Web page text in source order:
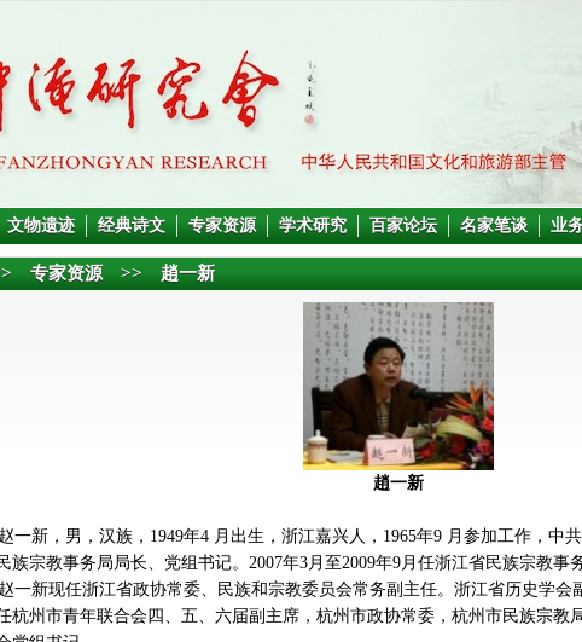
文物遗迹 经典诗文 专家资源 学术研究 百家论坛 名家笔谈 业
专家资源 >> 趙一新
趙一新
一新，男，汉族，1949年4 月出生，浙江嘉兴人，1965年9 月参加工作，中
族宗教事务局局长、党组书记。2007年3月至2009年9月任浙江省民族宗教事
一新现任浙江省政协常委、民族和宗教委员会常务副主任。浙江省历史学会
杭州市青年联合会四、五、六届副主席，杭州市政协常委，杭州市民族宗教